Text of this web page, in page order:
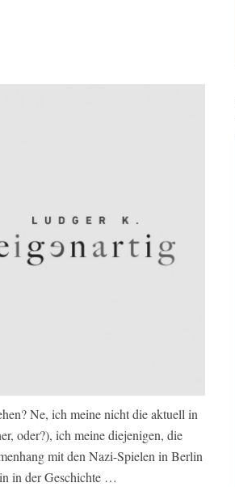
Ne, ich meine nicht die aktuell in
oder?), ich meine diejenigen, die
mit den Nazi-Spielen in Berlin
in der Geschichte …